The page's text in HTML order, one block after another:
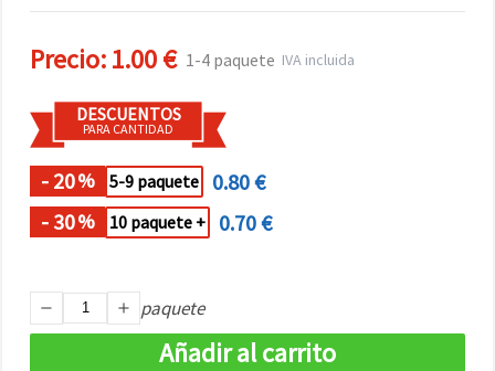
Precio:1.00 € 1-4 paquete IVA incluida
DESCUENTOS
PARA CANTIDAD
- 20% 5-9 paquete
0.80 €
- 30% 10 paquete + 0.70 €
paquete
Añadir al carrito